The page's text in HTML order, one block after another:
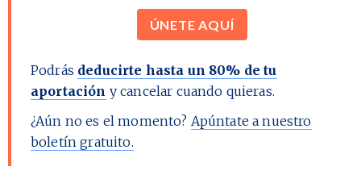
ÚNETE AQUÍ
Podrás deducirte hasta un 80% de tu
aportación y cancelar cuando quieras.
¿Aún no es el momento? Apúntate a nuestro
boletín gratuito.